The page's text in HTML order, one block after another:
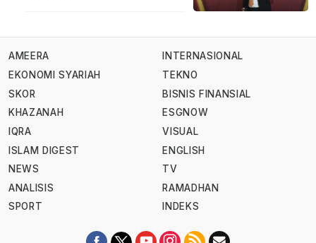
AMEERA
EKONOMI SYARIAH
SKOR
KHAZANAH
IQRA
ISLAM DIGEST
NEWS
ANALISIS
SPORT
INTERNASIONAL
TEKNO
BISNIS FINANSIAL
ESGNOW
VISUAL
ENGLISH
TV
RAMADHAN
INDEKS